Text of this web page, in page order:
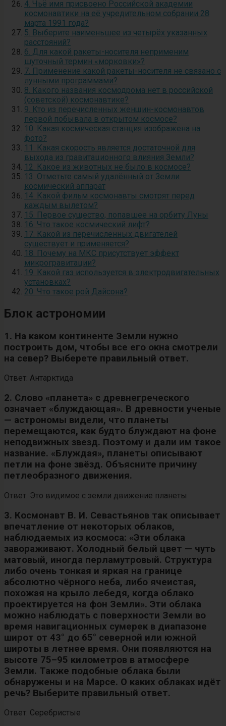
4. Чьё имя присвоено Российской академии
космонавтики на её учредительном собрании 28
марта 1991 года?
5. Выберите наименьшее из четырёх указанных
расстояний?
6. Для какой ракеты-носителя неприменим
шуточный термин «морковки»?
7. Применение какой ракеты-носителя не связано с
лунными программами?
8. Какого названия космодрома нет в российской
(советской) космонавтике?
9. Кто из перечисленных женщин-космонавтов
первой побывала в открытом космосе?
10. Какая космическая станция изображена на
фото?
11. Какая скорость является достаточной для
выхода из гравитационного влияния Земли?
12. Какое из животных не было в космосе?
13. Отметьте самый удалённый от Земли
космический аппарат
14. Какой фильм космонавты смотрят перед
каждым вылетом?
15. Первое существо, попавшее на орбиту Луны
16. Что такое космический лифт?
17. Какой из перечисленных двигателей
существует и применяется?
18. Почему на МКС присутствует эффект
микрогравитации?
19. Какой газ используется в электродвигательных
установках?
20. Что такое рой Дайсона?
Блок астрономии
1. На каком континенте Земли нужно
построить дом, чтобы все его окна смотрели
на север? Выберете правильный ответ.
Ответ: Антарктида
2. Слово «планета» с древнегреческого
означает «блуждающая». В древности ученые
— астрономы видели, что планеты
перемещаются, как будто блуждают на фоне
неподвижных звезд. Поэтому и дали им такое
название. «Блуждая», планеты описывают
петли на фоне звёзд. Объясните причину
петлеобразного движения.
Ответ: Это видимое с земли движение планеты
3. Космонавт В. И. Севастьянов так описывает
впечатление от некоторых облаков,
наблюдаемых из космоса: «Эти облака
завораживают. Холодный белый цвет — чуть
матовый, иногда перламутровый. Структура
либо очень тонкая и яркая на границе
абсолютно чёрного неба, либо ячеистая,
похожая на крыло лебедя, когда облако
проектируется на фон Земли». Эти облака
можно наблюдать с поверхности Земли во
время навигационных сумерек в диапазоне
широт от 43° до 65° северной или южной
широты в летнее время. Они появляются на
высоте 75–95 километров в атмосфере
Земли. Также подобные облака были
обнаружены и на Марсе. О каких облаках идёт
речь? Выберите правильный ответ.
Ответ: Серебристые